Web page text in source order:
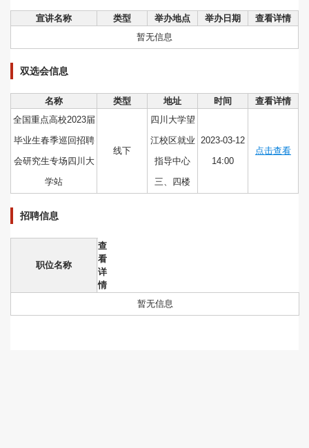
宣讲名称 类型 举办地点 举办日期
查看详情
暂无信息
双选会信息
名称 类型 地址 时间
查看详情
全国重点高校2023届
毕业生春季巡回招聘
会研究生专场四川大
学站
线下
四川大学望
江校区就业
指导中心
三、四楼
2023-03-12
14:00
点击查看
招聘信息
职位名称
查
看
详
情
暂无信息